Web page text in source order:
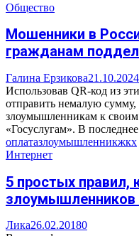
Общество
Мошенники в
гражданам
Галина Ерзикова21.10.2024
Использовав QR-код из
отправить немалую
злоумышленникам к
«Госуслугам». В
оплатазлоумышленникжкх
Интернет
5 простых правил,
злоумышленников
Лика26.02.20180